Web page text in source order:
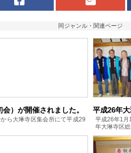
同ジャンル・関連ページ
）が開催されました。
ら大琳寺区集会所にて平成29
平成26年
平成26年1月
年大琳寺区